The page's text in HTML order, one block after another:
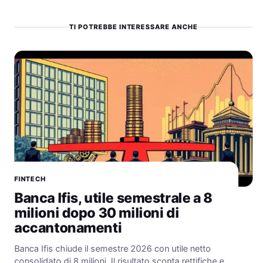
TI POTREBBE INTERESSARE ANCHE
FINTECH
Banca Ifis, utile semestrale a 8
milioni dopo 30 milioni di
accantonamenti
Banca Ifis chiude il semestre 2026 con utile netto